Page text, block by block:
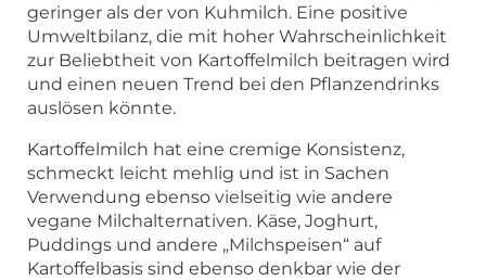
geringer als der von Kuhmilch. Eine positive
Umweltbilanz, die mit hoher Wahrscheinlichkeit
zur Beliebtheit von Kartoffelmilch beitragen wird
und einen neuen Trend bei den Pflanzendrinks
auslösen könnte.
Kartoffelmilch hat eine cremige Konsistenz,
schmeckt leicht mehlig und ist in Sachen
Verwendung ebenso vielseitig wie andere
vegane Milchalternativen. Käse, Joghurt,
Puddings und andere „Milchspeisen“ auf
Kartoffelbasis sind ebenso denkbar wie der